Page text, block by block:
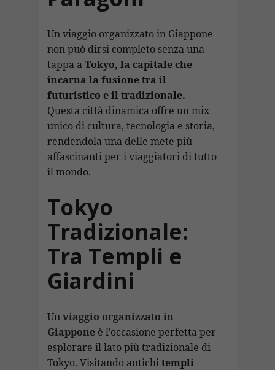
k
Un viaggio organizzato in Giappone
non può dirsi completo senza una
tappa aTokyo, la capitale che
incarna la fusione tra il
futuristico e il tradizionale.
Questa città dinamica offre un mix
unico di cultura, tecnologia e storia,
rendendola una delle mete più
affascinanti per i viaggiatori di tutto
il mondo.
Tokyo
Tradizionale:
Tra Templi e
Giardini
Unviaggio organizzato in
Giapponeè l’occasione perfetta per
esplorare il lato più tradizionale di
Tokyo. Visitando antichitempli